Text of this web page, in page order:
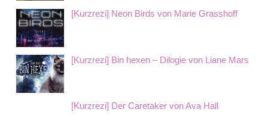
[Kurzrezi] Neon Birds von Marie Grasshoff
[Kurzrezi] Bin hexen – Dilogie von Liane Mars
[Kurzrezi] Der Caretaker von Ava Hall